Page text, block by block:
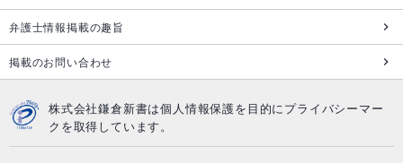
弁護士情報掲載の趣旨
掲載のお問い合わせ
株式会社鎌倉新書は個人情報保護を目的にプライバシーマー
クを取得しています。